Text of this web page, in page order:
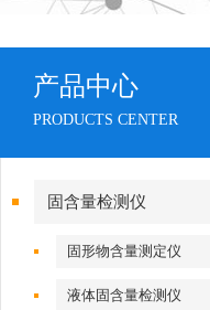
产品中心
PRODUCTS CENTER
固含量检测仪
固形物含量测定仪
液体固含量检测仪